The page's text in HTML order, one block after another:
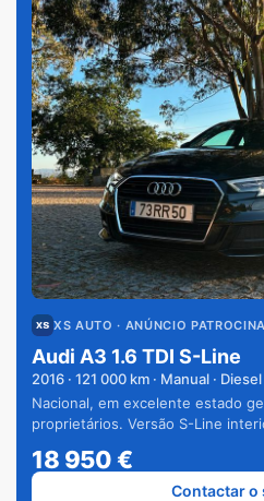
XS AUTO · ANÚNCIO
Audi A3 1.6 TDI S-Line
2016 · 121 000 km · Manual · Diesel
Nacional, em excelente estado
proprietários. Versão S-Line
18 950€
Contactar o